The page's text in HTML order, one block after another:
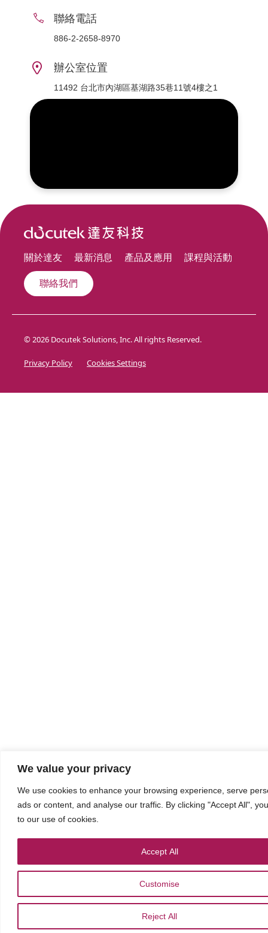
We value your privacy
We use cookies to enhance your browsing experience, serve
ads or content, and analyse our traffic. By clicking "Accept All",
to our use of cookies.
Customise
Reject All
Accept All
聯絡電話
886-2-2658-8970
辦公室位置
11492 台北市內湖區基湖路35巷11號4樓之1
關於達友 最新消息 產品及應用 課程與活動
聯絡我們
© 2026 Docutek Solutions, Inc. All rights Reserved.
Privacy Policy Cookies Settings